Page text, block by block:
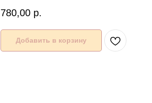
780,00 р.
Добавить в корзину